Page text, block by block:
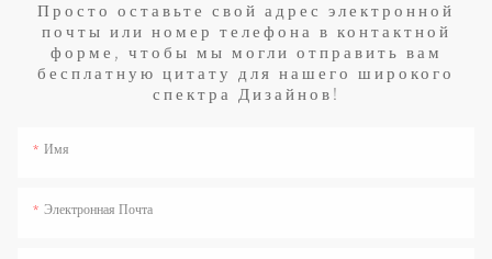
Просто оставьте свой адрес электронной
почты или номер телефона в контактной
форме, чтобы мы могли отправить вам
бесплатную цитату для нашего широкого
спектра Дизайнов!
Имя
Электронная Почта